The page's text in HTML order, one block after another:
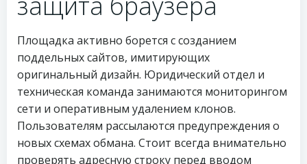
Площадка активно борется с созданием
поддельных сайтов, имитирующих
оригинальный дизайн. Юридический отдел и
техническая команда занимаются мониторингом
сети и оперативным удалением клонов.
Пользователям рассылаются предупреждения о
новых схемах обмана. Стоит всегда внимательно
проверять адресную строку перед вводом